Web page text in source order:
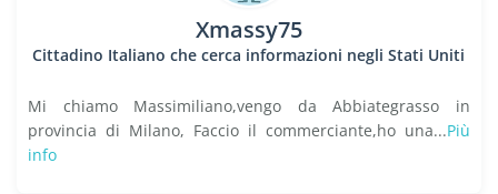
Xmassy75
Cittadino Italiano che cerca informazioni negli Stati Uniti
Mi chiamo Massimiliano,vengo da Abbiategrasso in
provincia di Milano, Faccio il commerciante,ho una...Più
info